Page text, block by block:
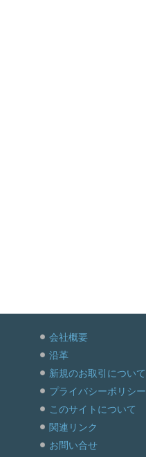
会社概要
沿革
新規のお取引について
プライバシーポリシー
このサイトについて
関連リンク
お問い合せ